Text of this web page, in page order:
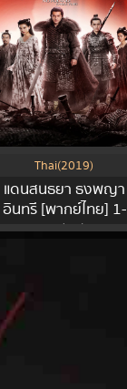
Thai(2019)
แดนสนธยา ธงพญา
อินทรี [พากย์ไทย] 1-
56(จบ)